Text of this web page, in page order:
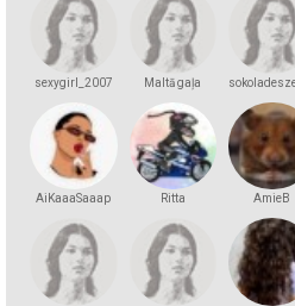
sexygirl_2007 Maltā gaļa
AiKaaaSaaap Ritta AmieB